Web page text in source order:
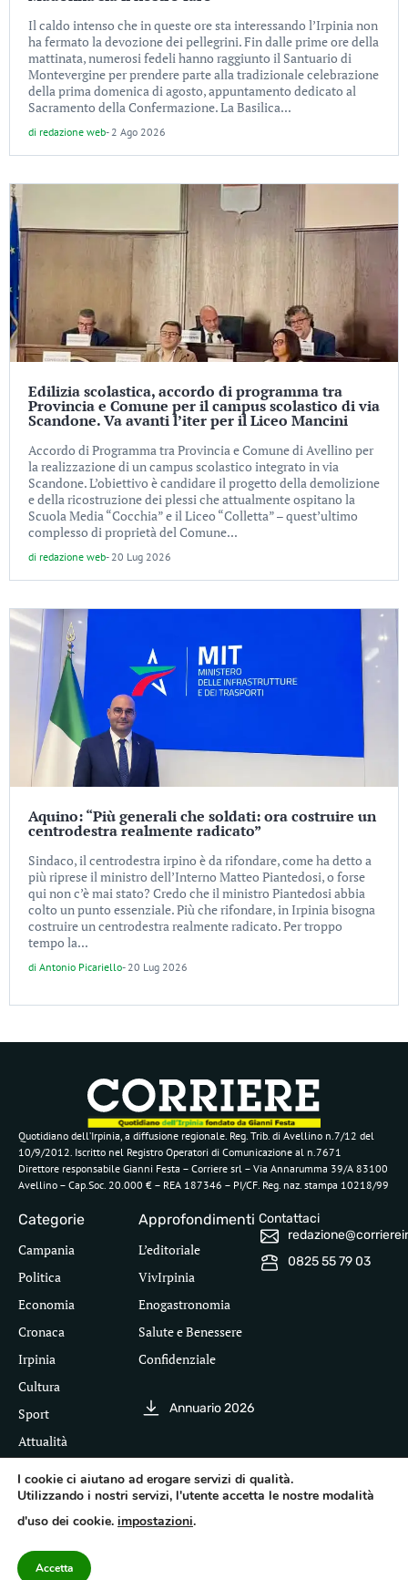
Il caldo intenso che in queste ore sta interessando l’Irpinia non
ha fermato la devozione dei pellegrini. Fin dalle prime ore della
mattinata, numerosi fedeli hanno raggiunto il Santuario di
Montevergine per prendere parte alla tradizionale celebrazione
della prima domenica di agosto, appuntamento dedicato al
Sacramento della Confermazione. La Basilica...
di redazione web- 2 Ago 2026
Edilizia scolastica, accordo di programma tra
Provincia e Comune per il campus scolastico di via
Scandone. Va avanti l’iter per il Liceo Mancini
Accordo di Programma tra Provincia e Comune di Avellino per
la realizzazione di un campus scolastico integrato in via
Scandone. L’obiettivo è candidare il progetto della demolizione
e della ricostruzione dei plessi che attualmente ospitano la
Scuola Media “Cocchia” e il Liceo “Colletta” – quest’ultimo
complesso di proprietà del Comune...
di redazione web- 20 Lug 2026
Aquino: “Più generali che soldati: ora costruire un
centrodestra realmente radicato”
Sindaco, il centrodestra irpino è da rifondare, come ha detto a
più riprese il ministro dell’Interno Matteo Piantedosi, o forse
qui non c’è mai stato? Credo che il ministro Piantedosi abbia
colto un punto essenziale. Più che rifondare, in Irpinia bisogna
costruire un centrodestra realmente radicato. Per troppo
tempo la...
di Antonio Picariello- 20 Lug 2026
Quotidiano dell’Irpinia, a diffusione regionale. Reg. Trib. di Avellino n.7/12 del
10/9/2012. Iscritto nel Registro Operatori di Comunicazione al n.7671
Direttore responsabile Gianni Festa – Corriere srl – Via Annarumma 39/A 83100
Avellino – Cap.Soc. 20.000 € – REA 187346 – PI/CF. Reg. naz. stampa 10218/99
Categorie
Campania
Politica
Economia
Cronaca
Irpinia
Cultura
Sport
Attualità
Approfondimenti
L’editoriale
VivIrpinia
Enogastronomia
Salute e Benessere
Confidenziale
Annuario 2026
Contattaci
0825 55 79 03
Segui il Corriere dell'Irpinia
I cookie ci aiutano ad erogare servizi di qualità.
Utilizzando i nostri servizi, l'utente accetta le nostre modalità
d'uso dei cookie. impostazioni.
Accetta